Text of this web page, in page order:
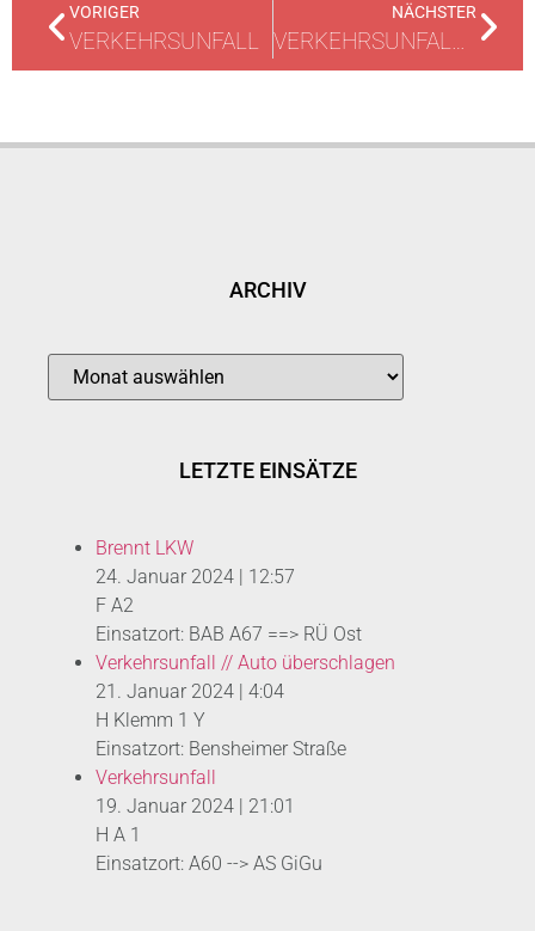
VORIGER
VERKEHRSUNFALL
NÄCHSTER
ARCHIV
LETZTE EINSÄTZE
Brennt LKW
24. Januar 2024 | 12:57
F A2
Einsatzort: BAB A67 ==> RÜ Ost
Verkehrsunfall // Auto überschlagen
21. Januar 2024 | 4:04
H Klemm 1 Y
Einsatzort: Bensheimer Straße
Verkehrsunfall
19. Januar 2024 | 21:01
H A 1
Einsatzort: A60 --> AS GiGu